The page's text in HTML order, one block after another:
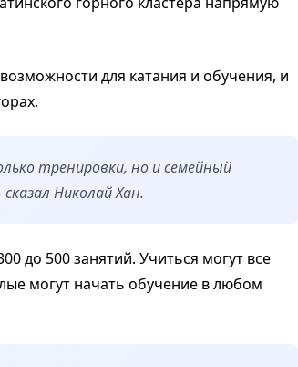
для катания и обучения, и
тренировки, но и семейный
Николай Хан.
до 500 занятий. Учиться могут все
могут начать обучение в любом